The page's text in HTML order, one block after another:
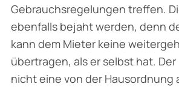
Gebrauchsregelungen treffen.
ebenfalls bejaht werden, denn
kann dem Mieter keine
übertragen, als er selbst hat. Der
nicht eine von der Hausordnung